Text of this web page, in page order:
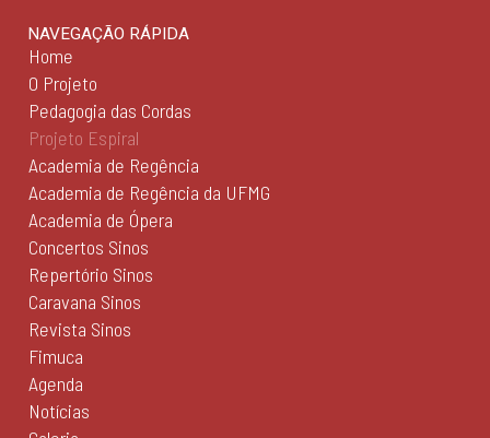
NAVEGAÇÃO RÁPIDA
Home
O Projeto
Pedagogia das Cordas
Projeto Espiral
Academia de Regência
Academia de Regência da UFMG
Academia de Ópera
Concertos Sinos
Repertório Sinos
Caravana Sinos
Revista Sinos
Fimuca
Agenda
Notícias